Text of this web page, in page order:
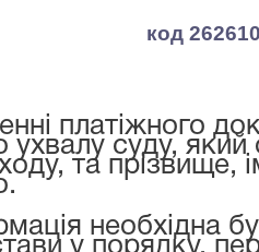
код
ухвалу суду,
та прізвище,
необхідна
у порядку,